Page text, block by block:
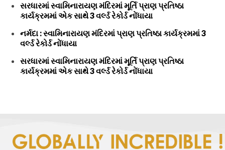
સરધારમાં સ્વામિનારાયણ મંદિરમાં મૂર્તિ પ્રાણ પ્રતિષ્ઠા
કાર્યક્રમમાં એક સાથે 3 વર્લ્ડ રેકોર્ડ નોંધાયા
નર્મદા : સ્વામિનારાયણ મંદિરમાં પ્રાણ પ્રતિષ્ઠા કાર્યક્રમમાં 3
વર્લ્ડ રેકોર્ડ નોંધાયા
સરધારમાં સ્વામિનારાયણ મંદિરમાં મૂર્તિ પ્રાણ પ્રતિષ્ઠા
કાર્યક્રમમાં એક સાથે 3 વર્લ્ડ રેકોર્ડ નોંધાયા